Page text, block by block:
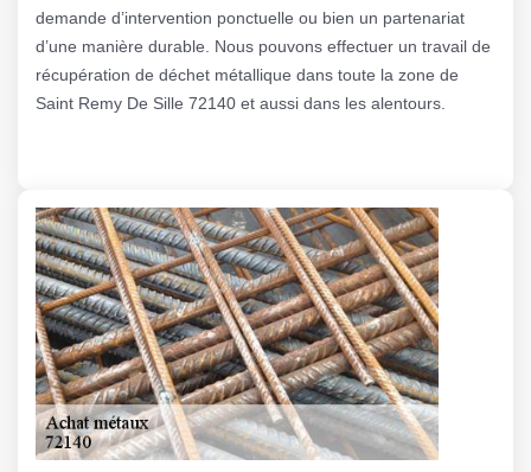
demande d’intervention ponctuelle ou bien un partenariat
d’une manière durable. Nous pouvons effectuer un travail de
récupération de déchet métallique dans toute la zone de
Saint Remy De Sille 72140 et aussi dans les alentours.